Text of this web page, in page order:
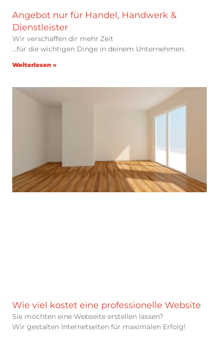
Angebot nur für Handel, Handwerk &
Dienstleister
Wir verschaffen dir mehr Zeit
…für die wichtigen Dinge in deinem Unternehmen.
Weiterlesen »
Wie viel kostet eine professionelle Website
Sie möchten eine Webseite erstellen lassen?
Wir gestalten Internetseiten für maximalen Erfolg!